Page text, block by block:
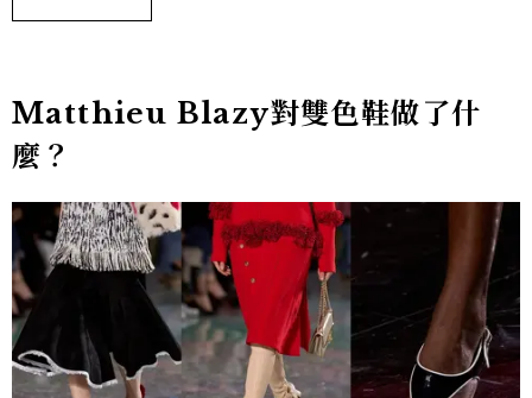
Matthieu Blazy對雙色鞋做了什
麼？